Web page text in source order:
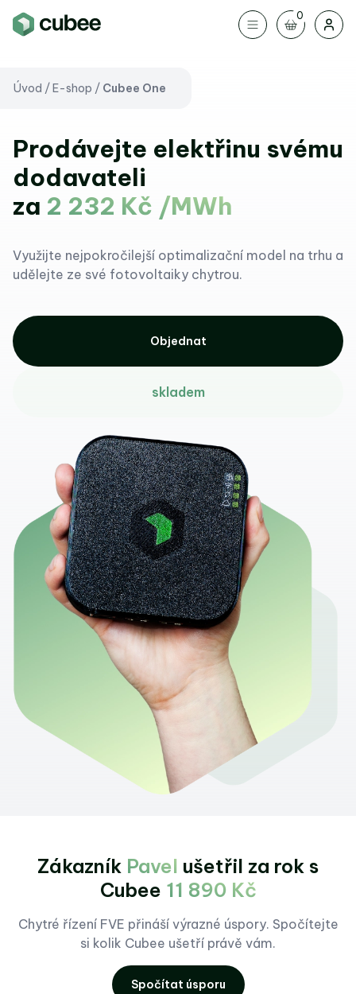
0
Cubee One
19 990,00 Kčbez měsíčních poplatků
Objednat
Úvod /E-shop / Cubee One
Prodávejte elektřinu svému
dodavateli
za 2 232 Kč /MWh
Využijte nejpokročilejší optimalizační model na trhu a
udělejte ze své fotovoltaiky chytrou.
Objednat
skladem
Zákazník Pavel ušetřil za rok s
Cubee 11 890 Kč
Chytré řízení FVE přináší výrazné úspory. Spočítejte
si kolik Cubee ušetří právě vám.
Spočítat úsporu